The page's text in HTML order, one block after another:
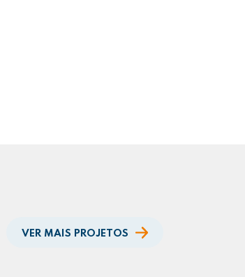
VER MAIS PROJETOS